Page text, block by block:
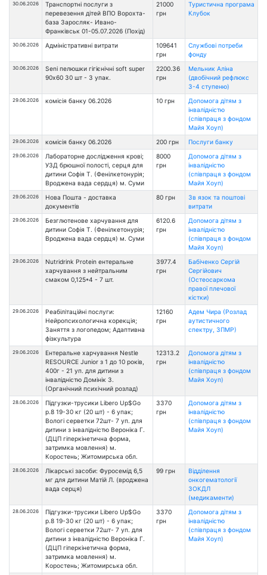
30.06.2026
Транспортні послуги з
перевезення дітей ВПО Ворохта-
база Заросляк- Ивано-
Франківськ 01-05.07.2026 (Похід)
21000
грн
Туристична програма
Клубок
30.06.2026 Адміністративні витрати
109641
грн
Службові потреби
фонду
30.06.2026
Seni пелюшки гігієнічні soft super
90х60 30 шт - 3 упак.
2200.36
грн
Мельник Аліна
(двобічний рефлюкс
3-4 ступеню)
29.06.2026 комісія банку 06.2026 10 грн
Допомога дітям з
інвалідністю
(співпраця з фондом
Майя Хоуп)
29.06.2026 комісія банку 06.2026 200 грн Послуги банку
29.06.2026
Лабораторне дослідження крові;
УЗД брюшної полості, серця для
дитини Софія Т. (Фенілкетонурія;
Вроджена вада сердця) м. Суми
8000
грн
Допомога дітям з
інвалідністю
(співпраця з фондом
Майя Хоуп)
29.06.2026
Нова Пошта - доставка
документів
80 грн
Зв язок та поштові
витрати
29.06.2026
Безглютенове харчування для
дитини Софія Т. (Фенілкетонурія;
Вроджена вада сердця) м. Суми
6120.6
грн
Допомога дітям з
інвалідністю
(співпраця з фондом
Майя Хоуп)
29.06.2026
Nutridrink Protein ентеральне
харчування з нейтральним
смаком 0,125*4 - 7 шт.
3977.4
грн
Бабіченко Сергій
Сергійович
(Остеосаркома
правої плечової
кістки)
29.06.2026
Реабілітаційні послуги:
Нейропсихологична корекція;
Заняття з логопедом; Адаптивна
фізкультура
12160
грн
Адем Чира (Розлад
аутистичного
спектру, ЗПМР)
29.06.2026
Ентеральне харчування Nestle
RESOURCE Junior з 1 до 10 років,
400г - 21 уп. для дитини з
інвалідністю Домінік З.
(Органічний психічний розлад)
12313.2
грн
Допомога дітям з
інвалідністю
(співпраця з фондом
Майя Хоуп)
28.06.2026
Підгузки-трусики Libero Up$Go
р.8 19-30 кг (20 шт) - 6 упак;
Вологі серветки 72шт- 7 уп. для
дитини з інвалідністю Вероніка Г.
(ДЦП гіперкінетична форма,
затримка мовлення) м.
Коростень; Житомирська обл.
3370
грн
Допомога дітям з
інвалідністю
(співпраця з фондом
Майя Хоуп)
28.06.2026
Лікарські засоби: Фуросемід 6,5
мг для дитини Матій Л. (вроджена
вада серця)
99 грн
Відділення
онкогематології
ЗОКДЛ
(медикаменти)
28.06.2026
Підгузки-трусики Libero Up$Go
р.8 19-30 кг (20 шт) - 6 упак;
Вологі серветки 72шт- 7 уп. для
дитини з інвалідністю Вероніка Г.
(ДЦП гіперкінетична форма,
затримка мовлення) м.
Коростень; Житомирська обл.
3370
грн
Допомога дітям з
інвалідністю
(співпраця з фондом
Майя Хоуп)